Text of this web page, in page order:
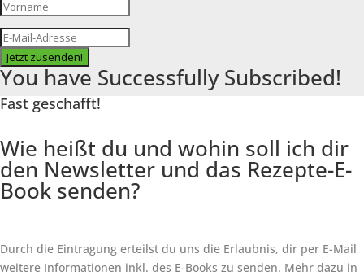
Jetzt zusenden!
You have Successfully Subscribed!
Fast geschafft!
Wie heißt du und wohin soll ich dir
den Newsletter und das Rezepte-E-
Book senden?
Durch die Eintragung erteilst du uns die Erlaubnis, dir per E-Mail
weitere Informationen inkl. des E-Books zu senden. Mehr dazu in